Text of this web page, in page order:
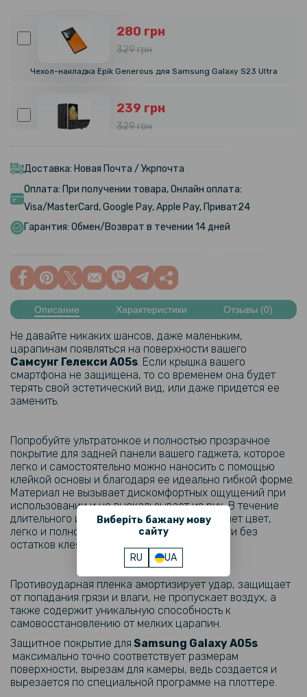
Виберіть бажану мову
сайту
RU UA
280 грн
329 грн
Чехол-накладка Epik Generous для Samsung Galaxy S23 Ultra
239 грн
329 грн
Чехол-накладка Armor Case with Card Slot для Samsung Galaxy
849 грн
999 грн
Чехол-кошелек CaseMe Retro Leather для Samsung Galaxy S23
469 грн
Чехол GKK Leather Soft Shell для Samsung S23 Ultra
149 грн
239 грн
Чехол накладка New Textile leather саse для Samsung Galaxy A54
269 грн
Чехол Auto Focus Ultimate Experience для Samsung Galaxy A05s
329 грн
Чехол накладка Ricco Camera Sliding для Samsung Galaxy A05s
297 грн
349 грн
Чехол книжка Epik Tayler для Samsung Galaxy A05s
239 грн
299 грн
Доставка: Новая Почта / Укрпочта
Оплата: При получении товара, Онлайн оплата:
Visa/MasterCard, Google Pay, Apple Pay, Приват24
Гарантия: Обмен/Возврат в течении 14 дней
Описание Характеристики Отзывы (0)
Не давайте никаких шансов, даже маленьким,
царапинам появляться на поверхности вашего
Самсунг Гелекси A05s​. Если крышка вашего
смартфона не защищена, то со временем она будет
терять свой эстетический вид, или даже придется ее
заменить.
Попробуйте ультратонкое и полностью прозрачное
покрытие для задней панели вашего гаджета, которое
легко и самостоятельно можно наносить с помощью
клейкой основы и благодаря ее идеально гибкой форме.
Материал не вызывает дискомфортных ощущений при
использовании и не выскальзывает из рук. В течение
длительного использования пленка не меняет цвет,
легко и полностью снимается с поверхности без
остатков клея.
Противоударная пленка амортизирует удар, защищает
от попадания грязи и влаги, не пропускает воздух, а
также содержит уникальную способность к
самовосстановлению от мелких царапин.
Защитное покрытие для Samsung GalaxyA05s​
максимально точно соответствует размерам
поверхности, вырезам для камеры, ведь создается и
вырезается по специальной программе на плоттере.